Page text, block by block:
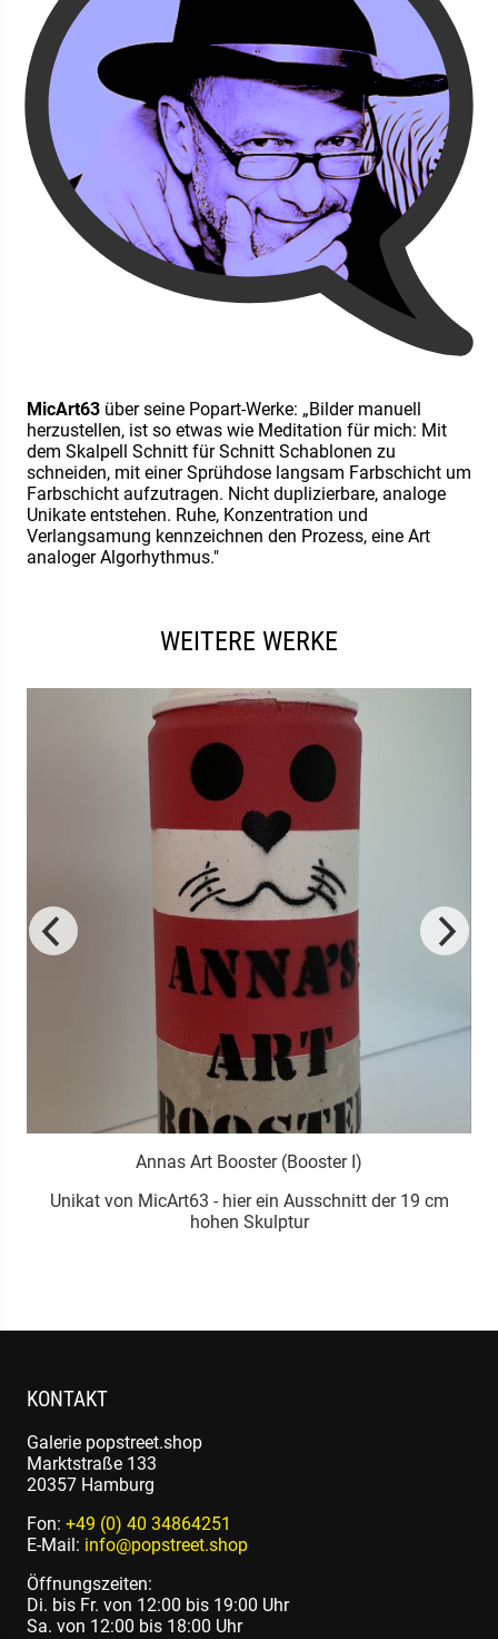
MicArt63 über seine Popart-Werke: „Bilder manuell
herzustellen, ist so etwas wie Meditation für mich: Mit
dem Skalpell Schnitt für Schnitt Schablonen zu
schneiden, mit einer Sprühdose langsam Farbschicht um
Farbschicht aufzutragen. Nicht duplizierbare, analoge
Unikate entstehen. Ruhe, Konzentration und
Verlangsamung kennzeichnen den Prozess, eine Art
analoger Algorhythmus."
WEITERE WERKE
Annas Art Booster (Booster I)
Unikat von MicArt63 - hier ein Ausschnitt der 19 cm
hohen Skulptur
KONTAKT
Galerie popstreet.shop
Marktstraße 133
20357 Hamburg
Fon: +49 (0) 40 34864251
E-Mail: info@popstreet.shop
Öffnungszeiten:
Di. bis Fr. von 12:00 bis 19:00 Uhr
Sa. von 12:00 bis 18:00 Uhr